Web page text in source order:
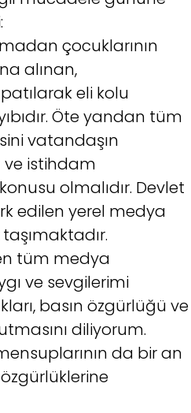
çocuklarının
alınan,
eli kolu
Öte yandan tüm
vatandaşın
ve istihdam
olmalıdır. Devlet
edilen yerel medya
tüm medya
ve sevgilerimi
basın özgürlüğü ve
diliyorum.
da bir an